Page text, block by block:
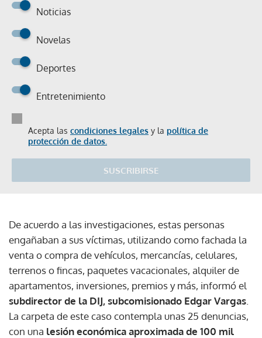
Noticias
Novelas
Deportes
Entretenimiento
Acepta las condiciones legales y la política de
protección de datos.
SUSCRIBIRSE
De acuerdo a las investigaciones, estas personas
engañaban a sus víctimas, utilizando como fachada la
venta o compra de vehículos, mercancías, celulares,
terrenos o fincas, paquetes vacacionales, alquiler de
apartamentos, inversiones, premios y más, informó el
subdirector de la DIJ, subcomisionado Edgar Vargas
La carpeta de este caso contempla unas 25 denuncias,
con una lesión económica aproximada de 100 mil